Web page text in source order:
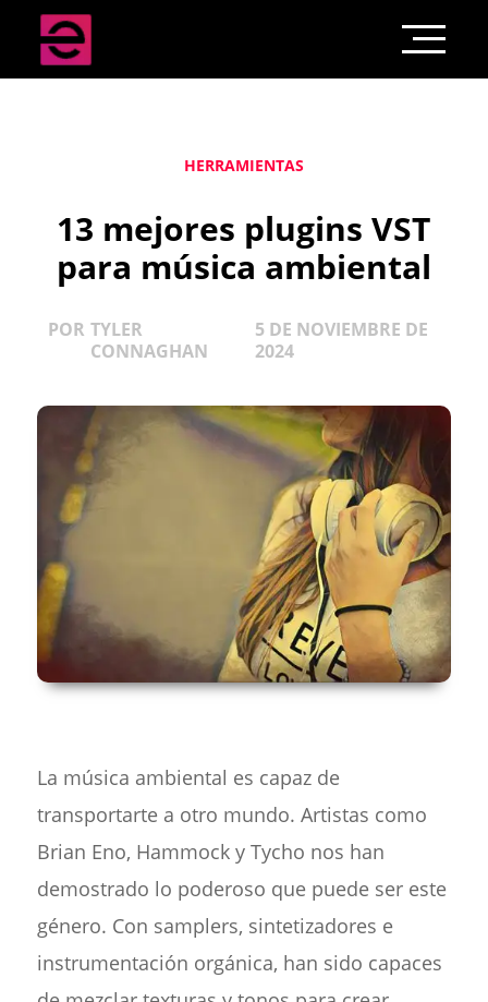
HERRAMIENTAS
13 mejores plugins VST
para música ambiental
POR TYLER
CONNAGHAN
5 DE NOVIEMBRE DE
2024
La música ambiental es capaz de
transportarte a otro mundo. Artistas como
Brian Eno, Hammock y Tycho nos han
demostrado lo poderoso que puede ser este
género. Con samplers, sintetizadores e
instrumentación orgánica, han sido capaces